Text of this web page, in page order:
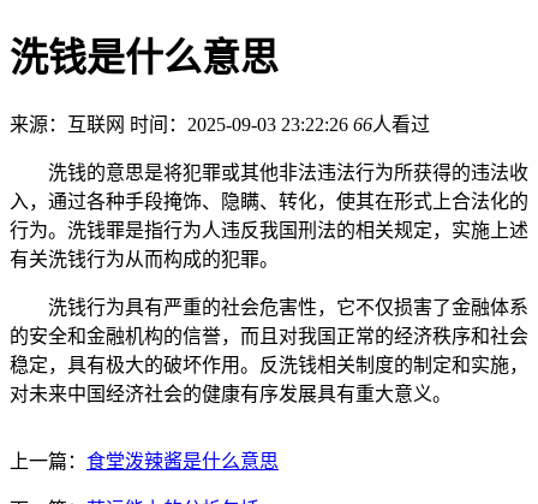
洗钱是什么意思
来源：互联网 时间：2025-09-03 23:22:26 66人看过
洗钱的意思是将犯罪或其他非法违法行为所获得的违法收
入，通过各种手段掩饰、隐瞒、转化，使其在形式上合法化的
行为。洗钱罪是指行为人违反我国刑法的相关规定，实施上述
有关洗钱行为从而构成的犯罪。
洗钱行为具有严重的社会危害性，它不仅损害了金融体系
的安全和金融机构的信誉，而且对我国正常的经济秩序和社会
稳定，具有极大的破坏作用。反洗钱相关制度的制定和实施，
对未来中国经济社会的健康有序发展具有重大意义。
上一篇： 食堂泼辣酱是什么意思